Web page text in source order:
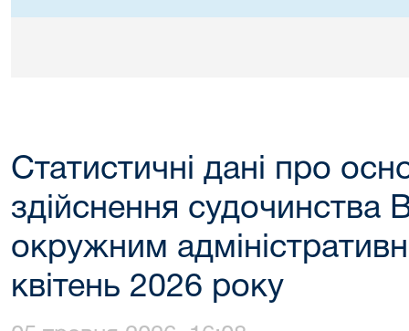
Статистичні дані про
здійснення судочинства
окружним
квітень 2026 року